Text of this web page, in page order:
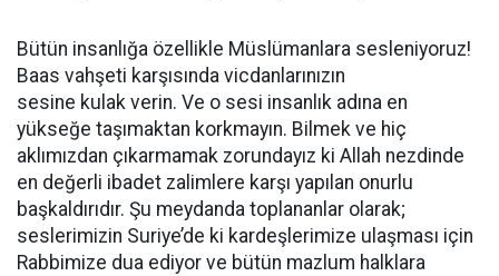
Bütün insanlığa özellikle Müslümanlara sesleniyoruz!
Baas vahşeti karşısında vicdanlarınızın
sesine kulak verin. Ve o sesi insanlık adına en
yükseğe taşımaktan korkmayın. Bilmek ve hiç
aklımızdan çıkarmamak zorundayız ki Allah nezdinde
en değerli ibadet zalimlere karşı yapılan onurlu
başkaldırıdır. Şu meydanda toplananlar olarak;
seslerimizin Suriye’de ki kardeşlerimize ulaşması için
Rabbimize dua ediyor ve bütün mazlum halklara